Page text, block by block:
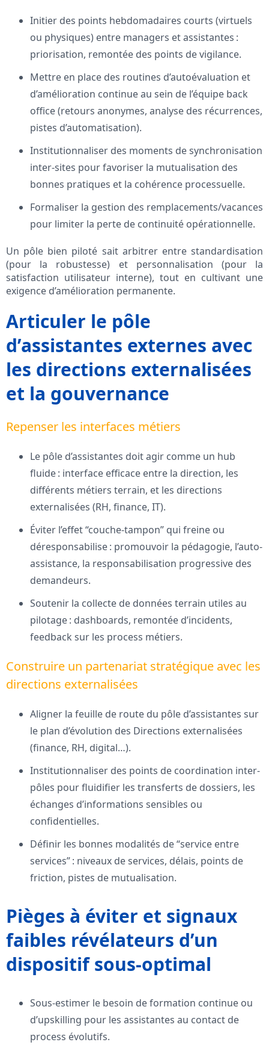
Initier des points hebdomadaires courts (virtuels
ou physiques) entre managers et assistantes :
priorisation, remontée des points de vigilance.
Mettre en place des routines d’autoévaluation et
d’amélioration continue au sein de l’équipe back
office (retours anonymes, analyse des récurrences,
pistes d’automatisation).
Institutionnaliser des moments de synchronisation
inter-sites pour favoriser la mutualisation des
bonnes pratiques et la cohérence processuelle.
Formaliser la gestion des remplacements/vacances
pour limiter la perte de continuité opérationnelle.
Un pôle bien piloté sait arbitrer entre standardisation
(pour la robustesse) et personnalisation (pour la
satisfaction utilisateur interne), tout en cultivant une
exigence d’amélioration permanente.
Articuler le pôle
d’assistantes externes avec
les directions externalisées
et la gouvernance
Repenser les interfaces métiers
Le pôle d’assistantes doit agir comme un hub
fluide : interface efficace entre la direction, les
différents métiers terrain, et les directions
externalisées (RH, finance, IT).
Éviter l’effet “couche-tampon” qui freine ou
déresponsabilise : promouvoir la pédagogie, l’auto-
assistance, la responsabilisation progressive des
demandeurs.
Soutenir la collecte de données terrain utiles au
pilotage : dashboards, remontée d’incidents,
feedback sur les process métiers.
Construire un partenariat stratégique avec les
directions externalisées
Aligner la feuille de route du pôle d’assistantes sur
le plan d’évolution des Directions externalisées
(finance, RH, digital…).
Institutionnaliser des points de coordination inter-
pôles pour fluidifier les transferts de dossiers, les
échanges d’informations sensibles ou
confidentielles.
Définir les bonnes modalités de “service entre
services” : niveaux de services, délais, points de
friction, pistes de mutualisation.
Pièges à éviter et signaux
faibles révélateurs d’un
dispositif sous-optimal
Sous-estimer le besoin de formation continue ou
d’upskilling pour les assistantes au contact de
process évolutifs.